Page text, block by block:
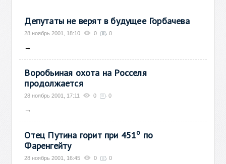
Депутаты не верят в будущее Горбачева
28 ноябрь 2001, 18:10 0 0
→
Воробьиная охота на Росселя
продолжается
28 ноябрь 2001, 17:11 0 0
→
Отец Путина горит при 451о по
Фаренгейту
28 ноябрь 2001, 16:45 0 0